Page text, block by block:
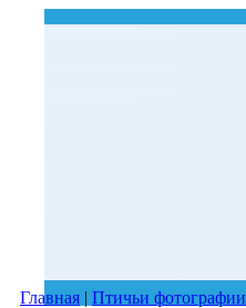
Главная | Птичьи фотографии